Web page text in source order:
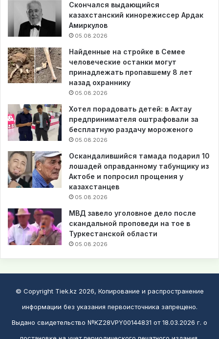
Скончался выдающийся
казахстанский кинорежиссер Ардак
Амиркулов
05.08.2026
Найденные на стройке в Семее
человеческие останки могут
принадлежать пропавшему 8 лет
назад охраннику
05.08.2026
Хотел порадовать детей: в Актау
предпринимателя оштрафовали за
бесплатную раздачу мороженого
05.08.2026
Оскандалившийся тамада подарил 10
лошадей оправданному табунщику из
Актобе и попросил прощения у
казахстанцев
05.08.2026
МВД завело уголовное дело после
скандальной проповеди на тое в
Туркестанской области
05.08.2026
© Copyright Tiek.kz 2026, Копирование и распространение
информации без указания первоисточника запрещено.
Выдано свидетельство №KZ28VPY00144831 от 18.03.2026 г. о